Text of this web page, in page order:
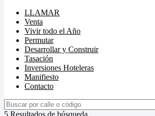
LLAMAR
Venta
Vivir todo el Año
Permutar
Desarrollar y Construir
Tasación
Inversiones Hoteleras
Manifiesto
Contacto
5 Resultados de búsqueda